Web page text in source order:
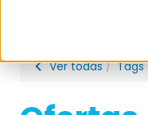
Ver todas Tags